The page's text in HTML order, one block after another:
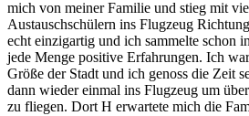
mich von meiner Familie und stieg mit
Austauschschülern ins Flugzeug
echt einzigartig und ich sammelte schon
jede Menge positive Erfahrungen. Ich
Größe der Stadt und ich genoss die Zeit
dann wieder einmal ins Flugzeug um
zu fliegen. Dort H erwartete mich die